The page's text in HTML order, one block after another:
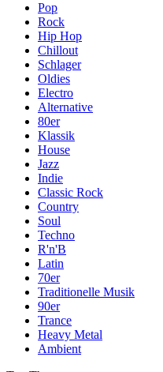
Pop
Rock
Hip Hop
Chillout
Schlager
Oldies
Electro
Alternative
80er
Klassik
House
Jazz
Indie
Classic Rock
Country
Soul
Techno
R'n'B
Latin
70er
Traditionelle Musik
90er
Trance
Heavy Metal
Ambient